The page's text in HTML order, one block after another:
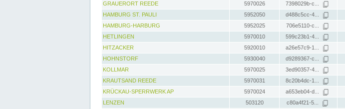
GRAUERORT REEDE
5970026 7398029b-c...
HAMBURG ST. PAULI
5952050 d488c5cc-4...
HAMBURG-HARBURG
5952025 706e5110-c...
HETLINGEN
5970010 599c23b1-4...
HITZACKER
5920010 a26e57c9-1...
HOHNSTORF
5930040 d9289367-c...
KOLLMAR
5970025 3ed90357-4...
KRAUTSAND REEDE
5970031 8c20b4dc-1...
KRÜCKAU-SPERRWERK AP
5970024 a653eb04-d...
LENZEN
503120 c80a4f21-5...